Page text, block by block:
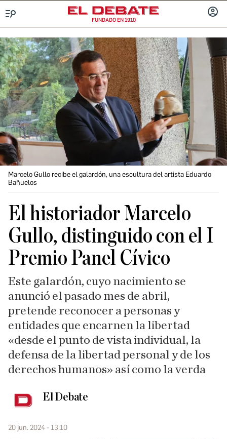
FUNDADO EN 1910
Marcelo Gullo recibe el galardón, una escultura del artista Eduardo
Bañuelos
El historiador Marcelo
Gullo, distinguido con el I
Premio Panel Cívico
Este galardón, cuyo nacimiento se
anunció el pasado mes de abril,
pretende reconocer a personas y
entidades que encarnen la libertad
«desde el punto de vista individual, la
defensa de la libertad personal y de los
derechos humanos» así como la verda
El Debate
20 jun. 2024 - 13:10